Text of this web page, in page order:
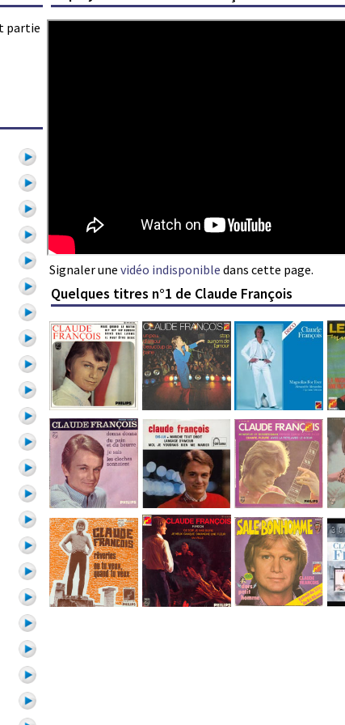
partie
Signaler une vidéo indisponible dans cette page.
Quelques titres n°1 de Claude François